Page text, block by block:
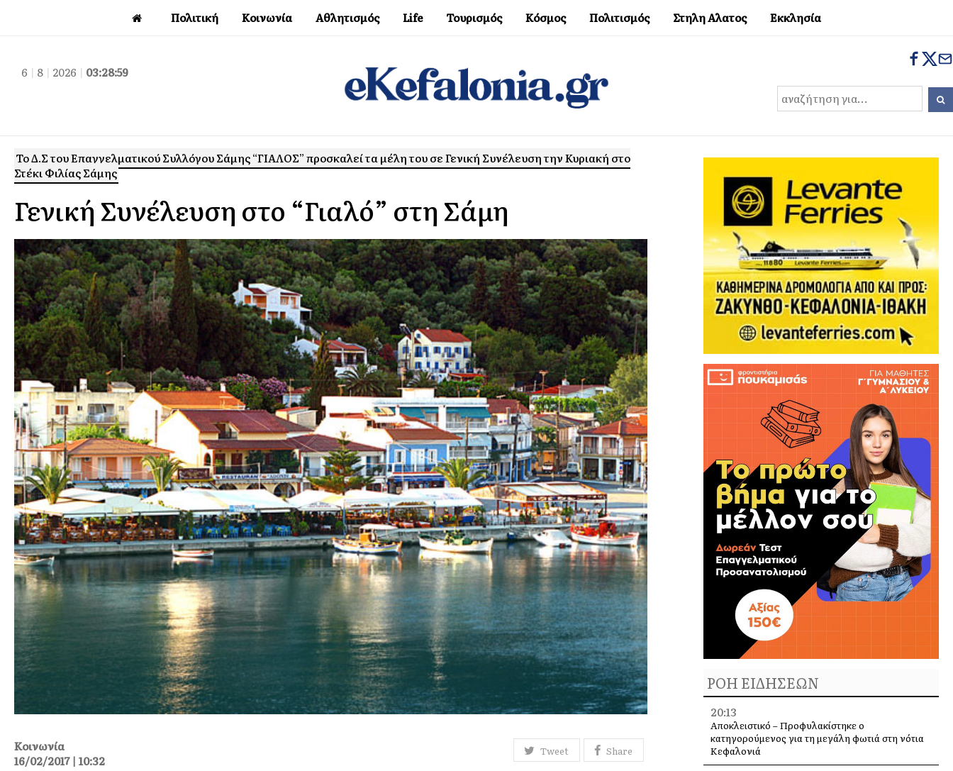
Πολιτική Κοινωνία Αθλητισμός Life Τουρισμός Κόσμος Πολιτισμός Στηλη Αλατος Εκκλησία
6 | 8 | 2026 | 03:29:00
Το Δ.Σ του Επαγγελματικού Συλλόγου Σάμης “ΓΙΑΛΟΣ” προσκαλεί τα μέλη του σε Γενική Συνέλευση την Κυριακή στο
Στέκι Φιλίας Σάμης
Γενική Συνέλευση στο “Γιαλό” στη Σάμη
Tweet Share
Κοινωνία
16/02/2017 | 10:32
ΡΟΗ ΕΙΔΗΣΕΩΝ
20:13
Αποκλειστικό – Προφυλακίστηκε ο
κατηγορούμενος για τη μεγάλη φωτιά στη νότια
Κεφαλονιά